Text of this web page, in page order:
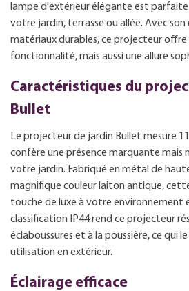
lampe d'extérieur élégante est
votre jardin, terrasse ou allée. Avec son
matériaux durables, ce projecteur offre
fonctionnalité, mais aussi une allure
Caractéristiques du
Bullet
Le projecteur de jardin Bullet mesure
confère une présence marquante mais
votre jardin. Fabriqué en métal de
magnifique couleur laiton antique,
touche de luxe à votre environnement
classification IP44 rend ce projecteur
éclaboussures et à la poussière, ce qui
utilisation en extérieur.
Éclairage efficace